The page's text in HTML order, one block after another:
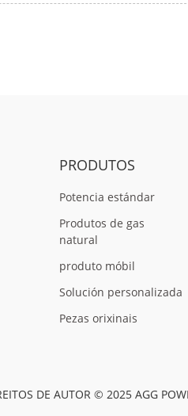
PRODUTOS
Potencia estándar
Produtos de gas
natural
produto móbil
Solución personalizada
Pezas orixinais
DE AUTOR © 2025 AGG